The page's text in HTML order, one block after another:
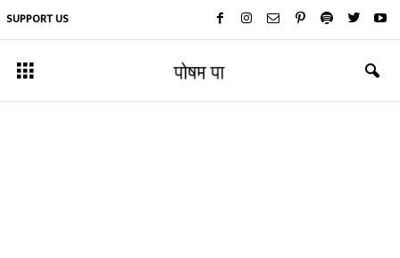
SUPPORT US